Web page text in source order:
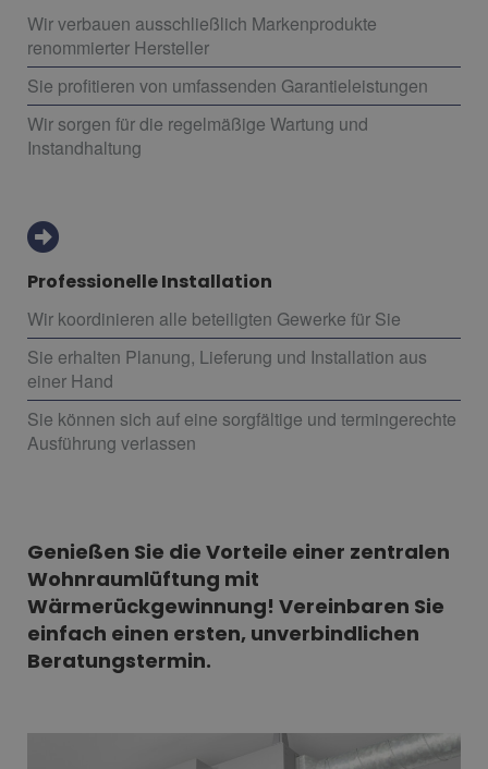
Wir verbauen ausschließlich Markenprodukte
renommierter Hersteller
Sie profitieren von umfassenden Garantieleistungen
Wir sorgen für die regelmäßige Wartung und
Instandhaltung
Professionelle Installation
Wir koordinieren alle beteiligten Gewerke für Sie
Sie erhalten Planung, Lieferung und Installation aus
einer Hand
Sie können sich auf eine sorgfältige und termingerechte
Ausführung verlassen
Genießen Sie die Vorteile einer zentralen
Wohnraumlüftung mit
Wärmerückgewinnung! Vereinbaren Sie
einfach einen ersten, unverbindlichen
Beratungstermin.